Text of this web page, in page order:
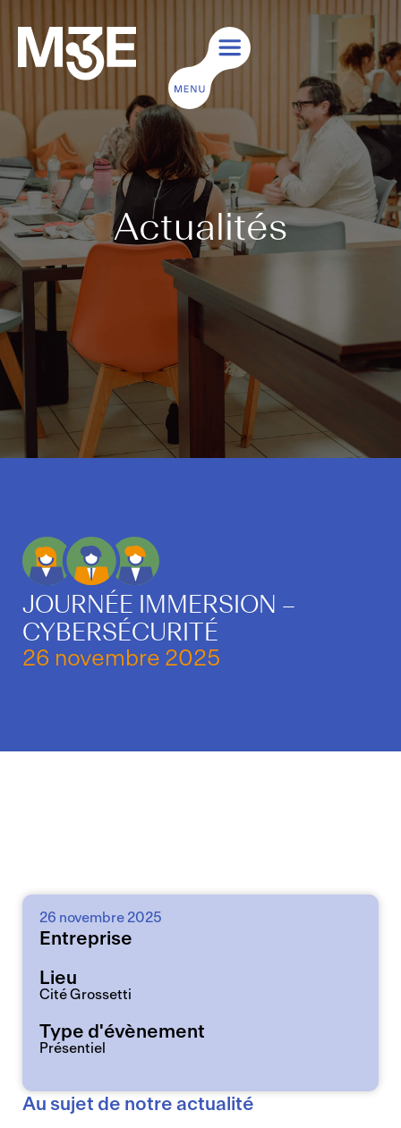
Actualités
JOURNÉE IMMERSION –
CYBERSÉCURITÉ
26 novembre 2025
26 novembre 2025
Entreprise
Lieu
Cité Grossetti
Type d'évènement
Présentiel
Au sujet de notre actualité